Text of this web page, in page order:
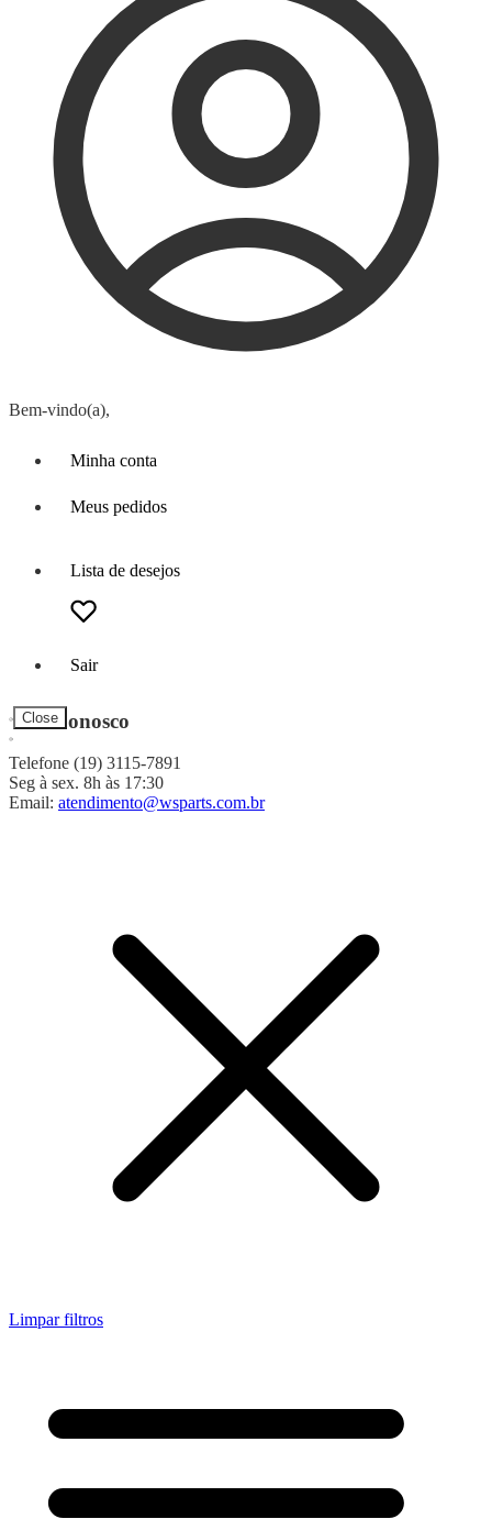
Bem-vindo(a),
Minha conta
Meus pedidos
Lista de desejos
Sair
Close
Fale Conosco
Telefone (19) 3115-7891
Seg à sex. 8h às 17:30
Email: atendimento@wsparts.com.br
Limpar filtros